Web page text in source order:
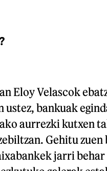
Eloy Velascok
bankuak
aurrezki kutxen
Gehitu zuen
jarri behar